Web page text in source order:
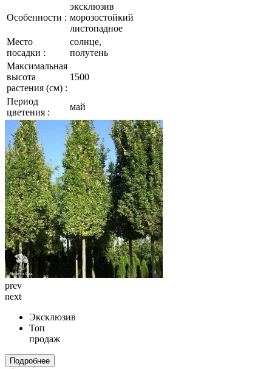
Особенности :
эксклюзив
морозостойкий
листопадное
Место
посадки :
солнце,
полутень
Максимальная
высота
растения (см) :
1500
Период
цветения :
май
prev
next
Эксклюзив
Топ
продаж
Подробнее